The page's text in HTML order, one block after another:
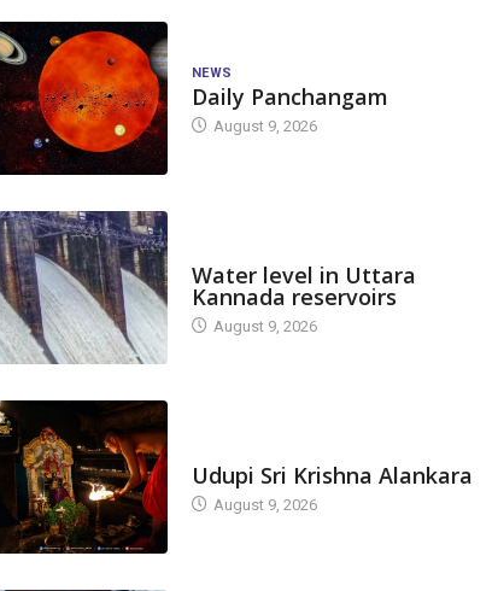
NEWS
Daily Panchangam
August 9, 2026
Water level in Uttara
Kannada reservoirs
August 9, 2026
Udupi Sri Krishna Alankara
August 9, 2026